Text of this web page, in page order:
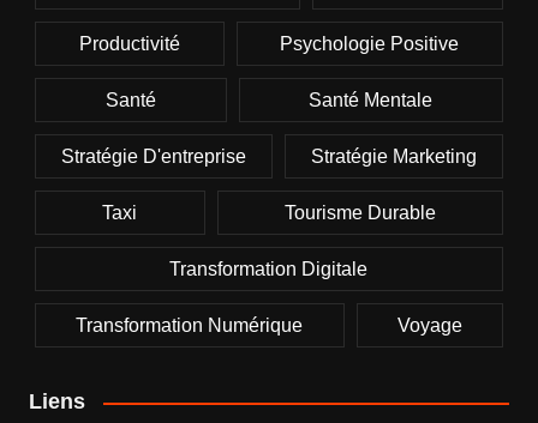
Productivité Psychologie Positive
Santé Santé Mentale
Stratégie D'entreprise Stratégie Marketing
Taxi Tourisme Durable
Transformation Digitale
Transformation Numérique Voyage
Liens